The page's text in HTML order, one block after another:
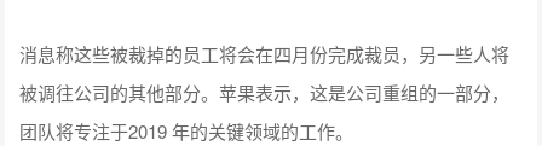
消息称这些被裁掉的员工将会在四月份完成裁员，另一些人将
被调往公司的其他部分。苹果表示，这是公司重组的一部分，
团队将专注于2019 年的关键领域的工作。